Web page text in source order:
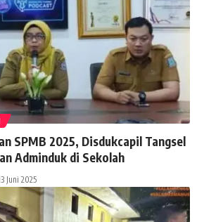
SPMB 2025, Disdukcapil Tangsel
Adminduk di Sekolah
Juni 2025